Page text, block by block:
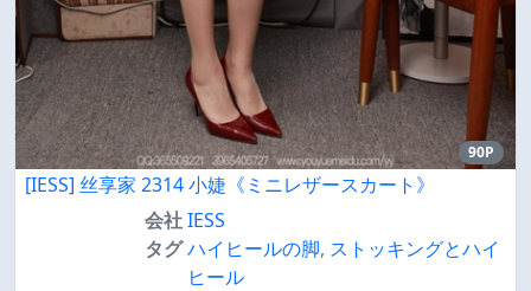
90P
[IESS] 丝享家 2314 小婕《ミニレザースカート》
会社IESS
タグハイヒールの脚, ストッキングとハイ
ヒール